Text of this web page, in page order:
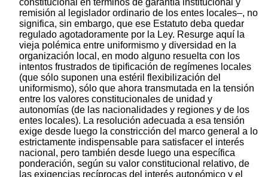
constitucional en términos de garantía institucional y
remisión al legislador ordinario de los entes locales–, no
significa, sin embargo, que ese Estatuto deba quedar
regulado agotadoramente por la Ley. Resurge aquí la
vieja polémica entre uniformismo y diversidad en la
organización local, en modo alguno resuelta con los
intentos frustrados de tipificación de regímenes locales
(que sólo suponen una estéril flexibilización del
uniformismo), sólo que ahora transmutada en la tensión
entre los valores constitucionales de unidad y
autonomías (de las nacionalidades y regiones y de los
entes locales). La resolución adecuada a esa tensión
exige desde luego la constricción del marco general a lo
estrictamente indispensable para satisfacer el interés
nacional, pero también desde luego una específica
ponderación, según su valor constitucional relativo, de
las exigencias recíprocas del interés autonómico y el